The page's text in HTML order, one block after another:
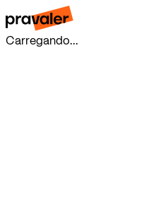
Carregando...